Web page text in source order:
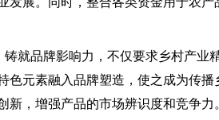
铸就品牌影响力，不仅要求乡村产
色元素融入品牌塑造，使之成为传
新，增强产品的市场辨识度和竞争